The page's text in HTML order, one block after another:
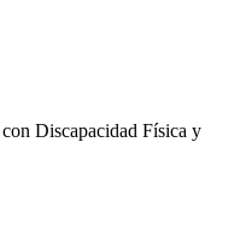
Discapacidad Física y